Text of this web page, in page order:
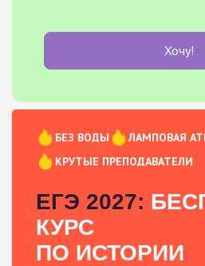
Хочу!
БЕЗ ВОДЫ
ЛАМПОВАЯ
КРУТЫЕ ПРЕПОДАВАТЕЛИ
ЕГЭ 2027:
КУРС
ПО ИСТОРИИ